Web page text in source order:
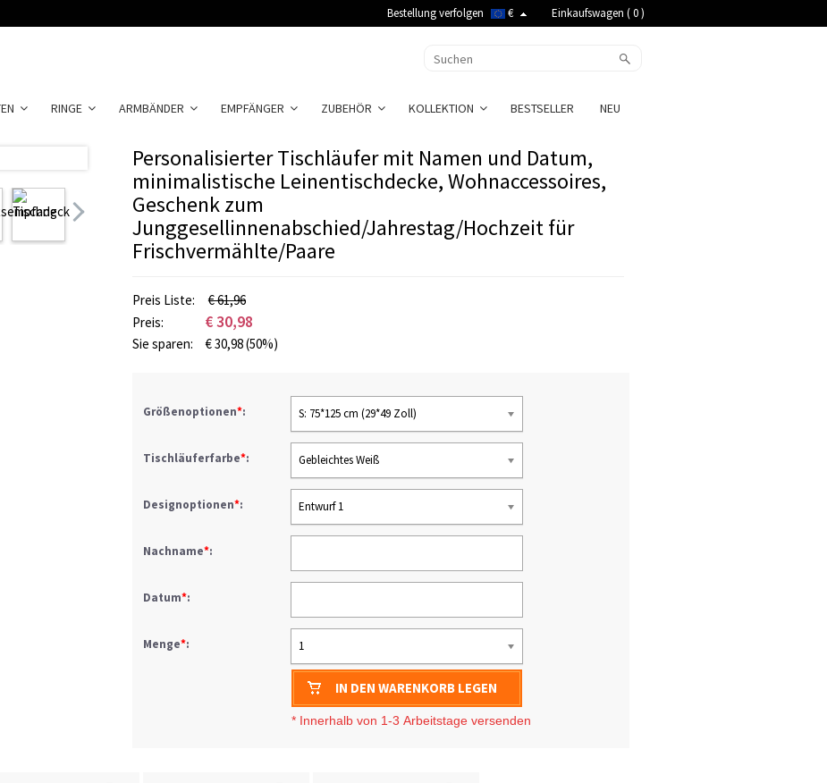
Bestellung verfolgen € Einkaufswagen (0)
RINGE ARMBÄNDER EMPFÄNGER ZUBEHÖR KOLLEKTION BESTSELLER NEU
Personalisierter Tischläufer mit Namen und Datum,
minimalistische Leinentischdecke, Wohnaccessoires,
Geschenk zum
Junggesellinnenabschied/Jahrestag/Hochzeit für
Frischvermählte/Paare
Preis Liste:
€ 61,96
Preis:
€30,98
Sie sparen: €30,98(50%)
Größenoptionen*: S: 75*125 cm (29*49 Zoll)
Tischläuferfarbe*: Gebleichtes Weiß
Designoptionen*: Entwurf 1
Nachname*:
Datum*:
Menge*: 1
IN DEN WARENKORB LEGEN
* Innerhalb von 1-3 Arbeitstage versenden